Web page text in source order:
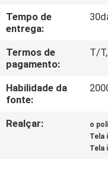
NOTÍCIAS
PEDIR UM
ORÇAMENTO
MAPA
Tempo de
entrega:
Termos de
pagamento:
T/
Habilidade da
fonte:
Realçar: o
Tela
Tela